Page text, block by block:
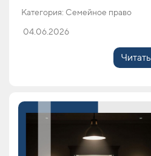
Категория: Семейное право
04.06.2026
Читать